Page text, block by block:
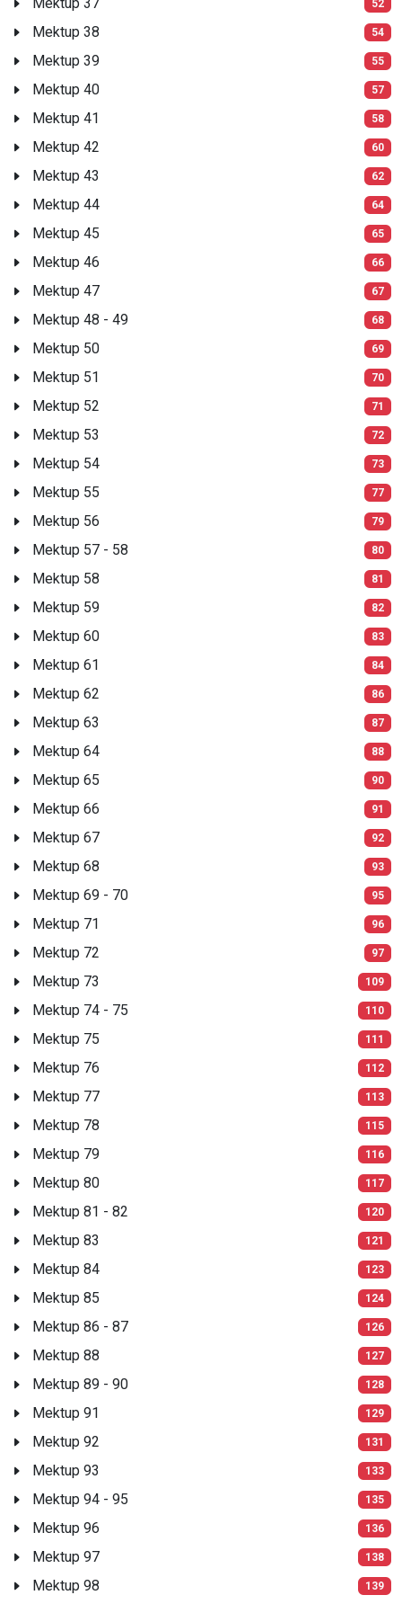
52
Mektup 38 54
Mektup 39 55
Mektup 40 57
Mektup 41 58
Mektup 42 60
Mektup 43 62
Mektup 44 64
Mektup 45 65
Mektup 46 66
Mektup 47 67
Mektup 48 - 49 68
Mektup 50 69
Mektup 51 70
Mektup 52 71
Mektup 53 72
Mektup 54 73
Mektup 55 77
Mektup 56 79
Mektup 57 - 58 80
Mektup 58 81
Mektup 59 82
Mektup 60 83
Mektup 61 84
Mektup 62 86
Mektup 63 87
Mektup 64 88
Mektup 65 90
Mektup 66 91
Mektup 67 92
Mektup 68 93
Mektup 69 - 70 95
Mektup 71 96
Mektup 72 97
Mektup 73 109
Mektup 74 - 75 110
Mektup 75 111
Mektup 76 112
Mektup 77 113
Mektup 78 115
Mektup 79 116
Mektup 80 117
Mektup 81 - 82 120
Mektup 83 121
Mektup 84 123
Mektup 85 124
Mektup 86 - 87 126
Mektup 88 127
Mektup 89 - 90 128
Mektup 91 129
Mektup 92 131
Mektup 93 133
Mektup 94 - 95 135
Mektup 96 136
Mektup 97 138
Mektup 98 139